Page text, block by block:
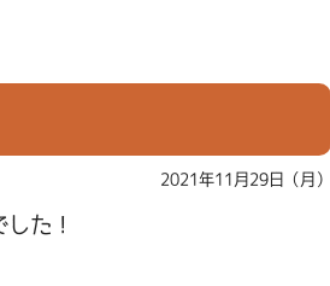
2021年11月29日（月）
た！